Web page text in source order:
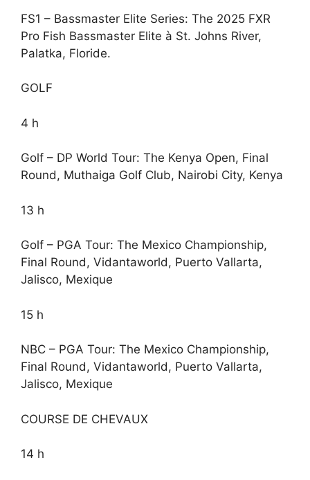
FS1 – Bassmaster Elite Series: The 2025 FXR
Pro Fish Bassmaster Elite à St. Johns River,
Palatka, Floride.
GOLF
4 h
Golf – DP World Tour: The Kenya Open, Final
Round, Muthaiga Golf Club, Nairobi City, Kenya
13 h
Golf – PGA Tour: The Mexico Championship,
Final Round, Vidantaworld, Puerto Vallarta,
Jalisco, Mexique
15 h
NBC – PGA Tour: The Mexico Championship,
Final Round, Vidantaworld, Puerto Vallarta,
Jalisco, Mexique
COURSE DE CHEVAUX
14 h